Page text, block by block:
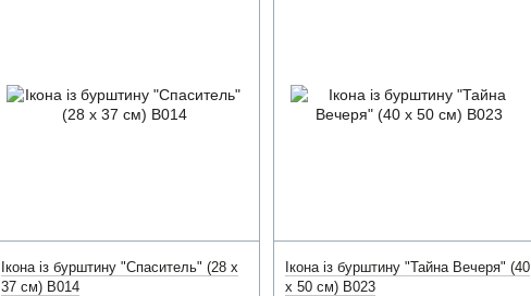
Ікона із бурштину "Спаситель" (28 x
37 см) B014
Ікона із бурштину "Тайна Вечеря" (40
x 50 см) B023